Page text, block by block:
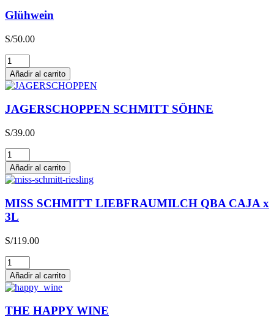
Glühwein
S/50.00
Glühwein
cantidad
Añadir al carrito
JAGERSCHOPPEN SCHMITT SÖHNE
S/39.00
JAGERSCHOPPEN
SCHMITT
SÖHNE
cantidad
Añadir al carrito
MISS SCHMITT LIEBFRAUMILCH QBA CAJA x
3L
S/119.00
MISS
SCHMITT
LIEBFRAUMILCH
QBA
CAJA
x
Añadir al carrito
THE HAPPY WINE